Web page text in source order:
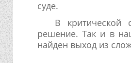
суде.
В критической
решение. Так и в
найден выход из